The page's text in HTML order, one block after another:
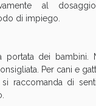
al
di impiego.
portata dei bambini.
Per cani e
raccomanda di